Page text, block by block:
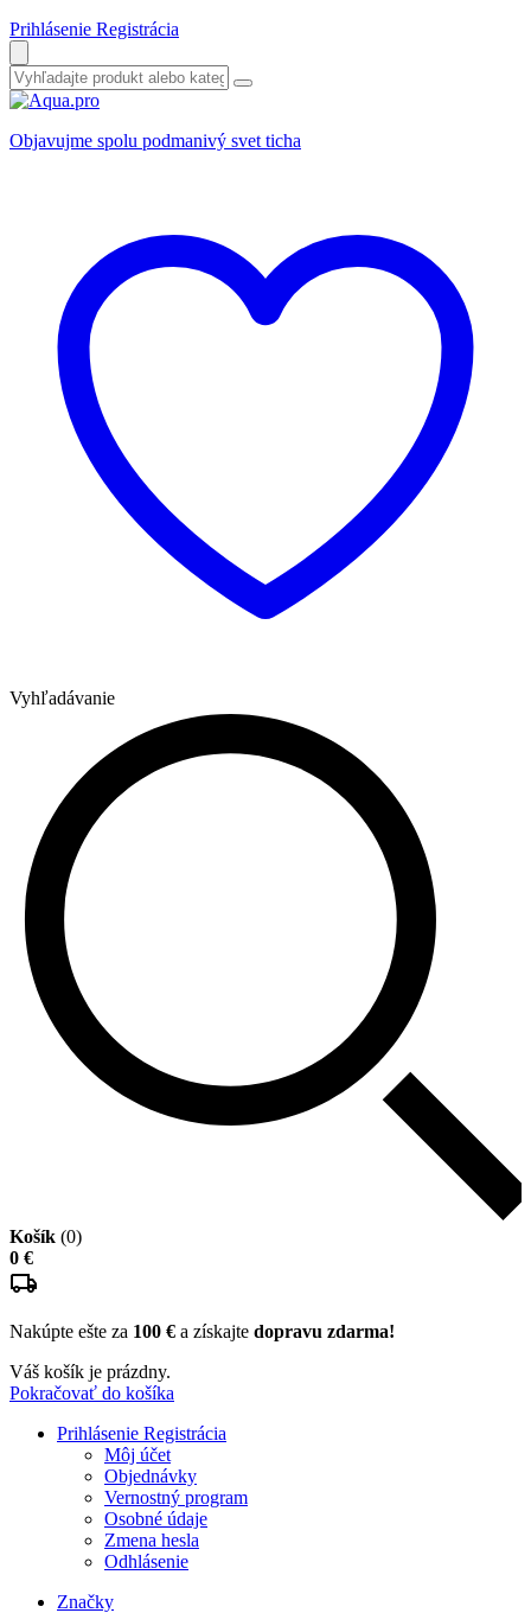
Prihlásenie Registrácia
Objavujme spolu podmanivý svet ticha
Vyhľadávanie
Košík (0)
0 €
Nakúpte ešte za 100 € a získajte dopravu zdarma!
Váš košík je prázdny.
Pokračovať do košíka
Prihlásenie Registrácia
Môj účet
Objednávky
Vernostný program
Osobné údaje
Zmena hesla
Odhlásenie
Značky